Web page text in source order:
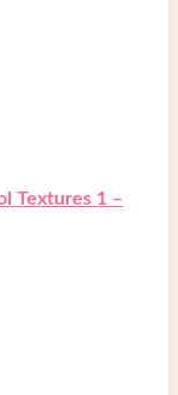
Textures 1 –